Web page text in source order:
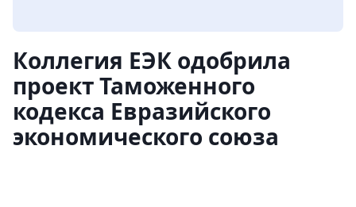
Коллегия ЕЭК одобрила
проект Таможенного
кодекса Евразийского
экономического союза